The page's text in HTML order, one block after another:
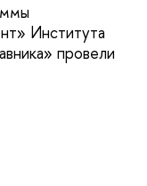
Института
провели